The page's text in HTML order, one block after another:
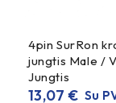
4pin SurRon
jungtis Male /
Jungtis
13,07€ Su